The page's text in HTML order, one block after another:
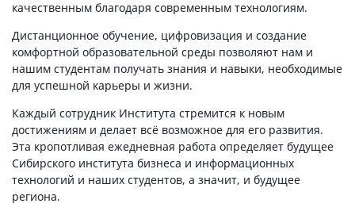
качественным благодаря современным технологиям.
Дистанционное обучение, цифровизация и создание
комфортной образовательной среды позволяют нам и
нашим студентам получать знания и навыки, необходимые
для успешной карьеры и жизни.
Каждый сотрудник Института стремится к новым
достижениям и делает всё возможное для его развития.
Эта кропотливая ежедневная работа определяет будущее
Сибирского института бизнеса и информационных
технологий и наших студентов, а значит, и будущее
региона.